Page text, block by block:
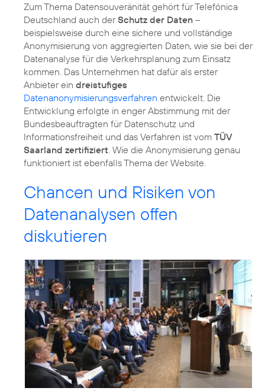
Zum Thema Datensouveränität gehört für Telefónica
Deutschland auch derSchutz der Daten –
beispielsweise durch eine sichere und vollständige
Anonymisierung von aggregierten Daten, wie sie bei der
Datenanalyse für die Verkehrsplanung zum Einsatz
kommen. Das Unternehmen hat dafür als erster
Anbieter ein dreistufiges
Datenanonymisierungsverfahren entwickelt. Die
Entwicklung erfolgte in enger Abstimmung mit der
Bundesbeauftragten für Datenschutz und
Informationsfreiheit und das Verfahren ist vom TÜV
Saarland zertifiziert. Wie die Anonymisierung genau
funktioniert ist ebenfalls Thema der Website.
Chancen und Risiken von
Datenanalysen offen
diskutieren